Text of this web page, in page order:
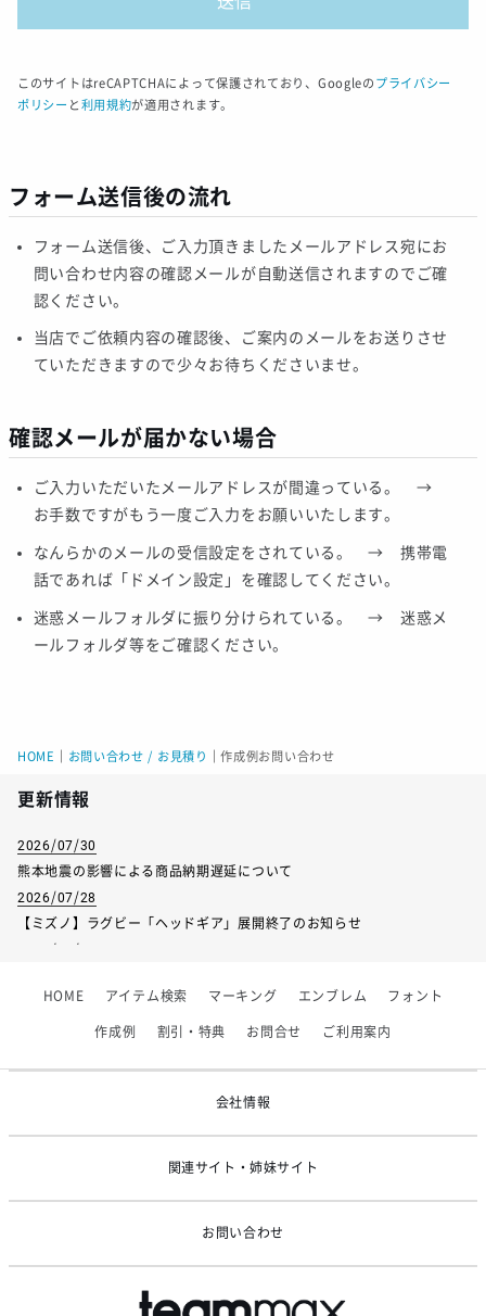
このサイトはreCAPTCHAによって保護されており、Googleの プライバシー
ポリシー と利用規約が適用されます。
フォーム送信後の流れ
フォーム送信後、ご入力頂きましたメールアドレス宛にお
問い合わせ内容の確認メールが自動送信されますのでご確
認ください。
当店でご依頼内容の確認後、ご案内のメールをお送りさせ
ていただきますので少々お待ちくださいませ。
確認メールが届かない場合
ご入力いただいたメールアドレスが間違っている。 →
お手数ですがもう一度ご入力をお願いいたします。
なんらかのメールの受信設定をされている。 → 携帯電
話であれば「ドメイン設定」を確認してください。
迷惑メールフォルダに振り分けられている。 → 迷惑メ
ールフォルダ等をご確認ください。
HOME お問い合わせ / お見積り ｜作成例お問い合わせ
更新情報
2026/07/30
熊本地震の影響による商品納期遅延について
2026/07/28
【ミズノ】ラグビー「ヘッドギア」展開終了のお知らせ
2026/07/01
2026/06/09
【アシックス】一部商品「生地の在庫限り」廃盤のお知らせ
HOME アイテム検索 マーキング エンブレム フォント
作成例 割引・特典 お問合せ ご利用案内
会社情報
関連サイト・姉妹サイト
お問い合わせ